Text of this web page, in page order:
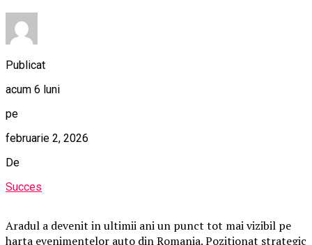
Publicat
acum 6 luni
pe
februarie 2, 2026
De
Succes
Aradul a devenit in ultimii ani un punct tot mai vizibil pe
harta evenimentelor auto din Romania. Pozitionat strategic